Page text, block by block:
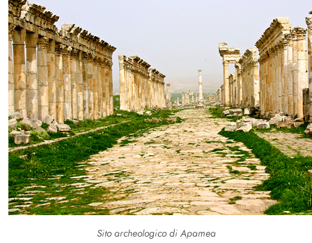
Sito archeologico di Apamea